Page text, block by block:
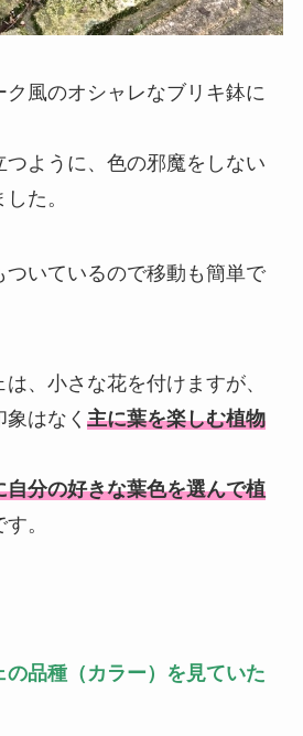
風のオシャレなブリキ鉢に
ように、色の邪魔をしない
た。
ついているので移動も簡単で
、小さな花を付けますが、
はなく 主に葉を楽しむ植物
自分の好きな葉色を選んで植
す。
の品種（カラー）を見ていた